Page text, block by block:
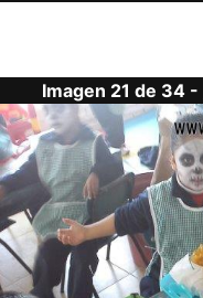
Imagen 21 de 34 -